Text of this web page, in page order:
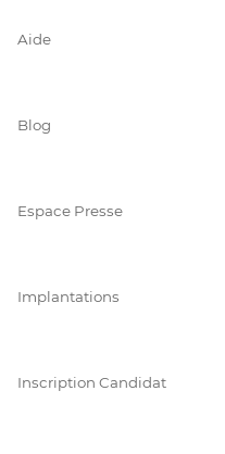
Aide
Blog
Espace Presse
Implantations
Inscription Candidat